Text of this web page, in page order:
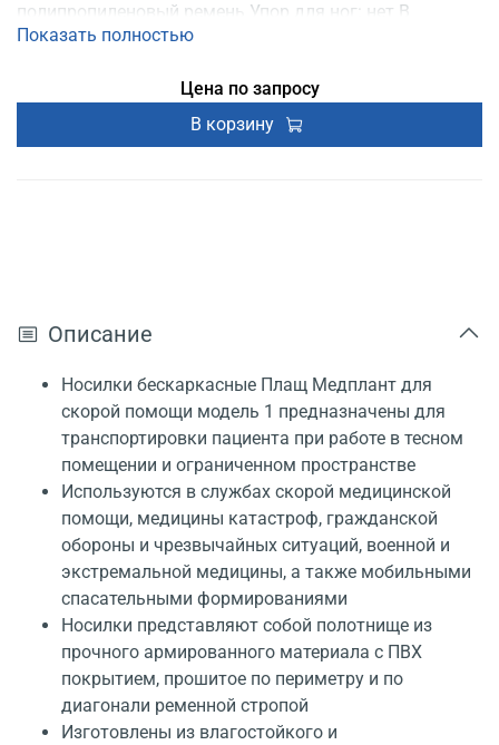
полипропиленовый ремень Упор для ног: нет В
комплекте: 2 съемных плечевых ремня, чехол для
Показать полностью
Цена по запросу
В корзину
Описание
Носилки бескаркасные Плащ Медплант для
скорой помощи модель 1 предназначены для
транспортировки пациента при работе в тесном
помещении и ограниченном пространстве
Используются в службах скорой медицинской
помощи, медицины катастроф, гражданской
обороны и чрезвычайных ситуаций, военной и
экстремальной медицины, а также мобильными
спасательными формированиями
Носилки представляют собой полотнище из
прочного армированного материала с ПВХ
покрытием, прошитое по периметру и по
диагонали ременной стропой
Изготовлены из влагостойкого и